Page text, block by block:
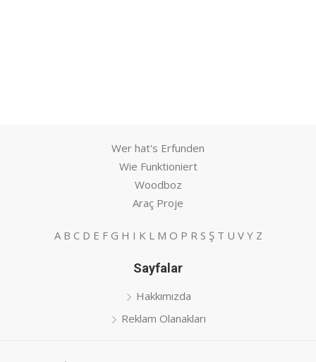
Wer hat's Erfunden
Wie Funktioniert
Woodboz
Araç Proje
A B C D E F G H I K L M O P R S Ş T U V Y Z
Sayfalar
Hakkımızda
Reklam Olanakları